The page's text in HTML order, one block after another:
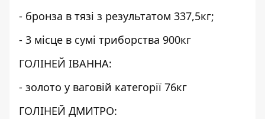
- бронза в тязі з результатом 337,5кг;
- 3 місце в сумі триборства 900кг
ГОЛІНЕЙ ІВАННА:
- золото у ваговій категорії 76кг
ГОЛІНЕЙ ДМИТРО: